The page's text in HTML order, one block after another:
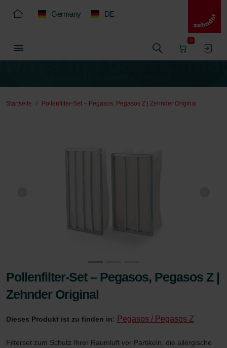
Germany DE
0
Startseite Pollenfilter-Set – Pegasos, Pegasos Z | Zehnder Original
Pollenfilter-Set – Pegasos, Pegasos Z |
Zehnder Original
Dieses Produkt ist zu finden in: Pegasos / Pegasos Z
Filterset zum Schutz Ihrer Raumluft vor Partikeln, die allergische